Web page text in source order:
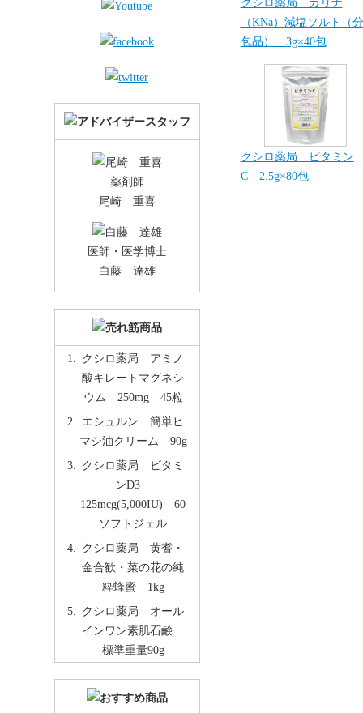
（KNa）減塩ソルト（分
包品） 3g×40包
クシロ薬局 ビタミン
C 2.5g×80包
薬剤師
尾崎 重喜
医師・医学博士
白藤 達雄
クシロ薬局 アミノ
酸キレートマグネシ
ウム 250mg 45粒
エシュルン 簡単ヒ
マシ油クリーム 90g
クシロ薬局 ビタミ
ンD3
125mcg(5,000IU) 60
ソフトジェル
クシロ薬局 黄耆・
金合歓・菜の花の純
粋蜂蜜 1kg
クシロ薬局 オール
インワン素肌石鹸
標準重量90g